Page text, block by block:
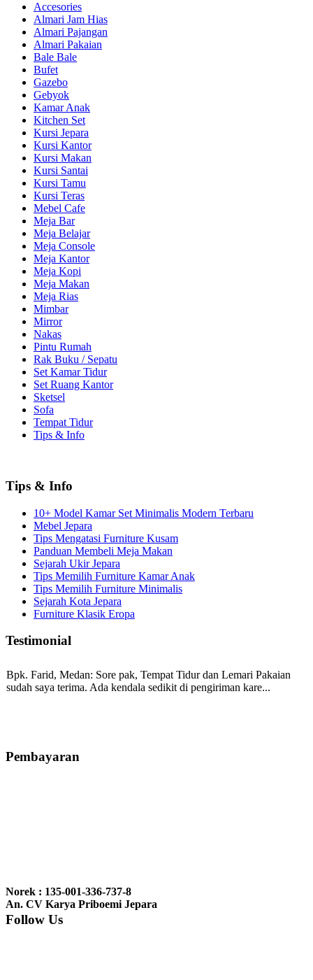
Accesories
Almari Jam Hias
Almari Pajangan
Almari Pakaian
Bale Bale
Bufet
Gazebo
Gebyok
Kamar Anak
Kitchen Set
Kursi Jepara
Kursi Kantor
Kursi Makan
Kursi Santai
Kursi Tamu
Kursi Teras
Mebel Cafe
Meja Bar
Meja Belajar
Meja Console
Meja Kantor
Meja Kopi
Meja Makan
Meja Rias
Mimbar
Mirror
Nakas
Pintu Rumah
Rak Buku / Sepatu
Set Kamar Tidur
Set Ruang Kantor
Sketsel
Sofa
Tempat Tidur
Tips & Info
Tips & Info
10+ Model Kamar Set Minimalis Modern Terbaru
Mebel Jepara
Tips Mengatasi Furniture Kusam
Panduan Membeli Meja Makan
Sejarah Ukir Jepara
Tips Memilih Furniture Kamar Anak
Tips Memilih Furniture Minimalis
Sejarah Kota Jepara
Furniture Klasik Eropa
Testimonial
Bpk. Farid, Medan: Sore pak, Tempat Tidur dan Lemari Pakaian
sudah saya terima. Ada kendala sedikit di pengiriman kare...
bale2 dan kursi teras saya sudah saya terima dan p...
nyesel deh beli geby...
Pembayaran
Norek : 135-001-336-737-8
An. CV Karya Priboemi Jepara
Follow Us